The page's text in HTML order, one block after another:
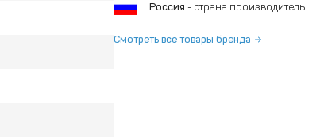
Россия - страна производитель
Смотреть все товары бренда